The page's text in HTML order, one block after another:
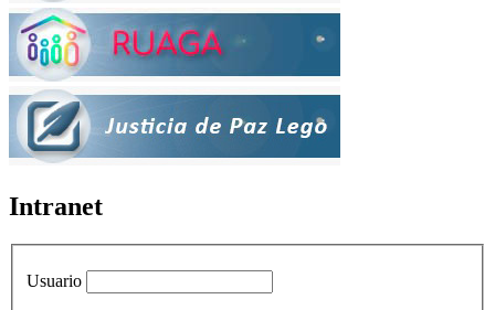
Intranet
Usuario